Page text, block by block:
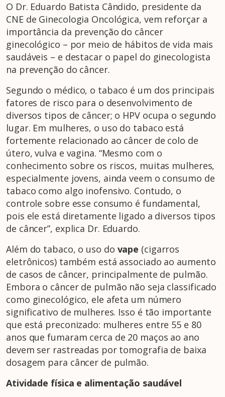
O Dr. Eduardo Batista Cândido, presidente da
CNE de Ginecologia Oncológica, vem reforçar a
importância da prevenção do câncer
ginecológico – por meio de hábitos de vida mais
saudáveis – e destacar o papel do ginecologista
na prevenção do câncer.
Segundo o médico, o tabaco é um dos principais
fatores de risco para o desenvolvimento de
diversos tipos de câncer; o HPV ocupa o segundo
lugar. Em mulheres, o uso do tabaco está
fortemente relacionado ao câncer de colo de
útero, vulva e vagina. “Mesmo com o
conhecimento sobre os riscos, muitas mulheres,
especialmente jovens, ainda veem o consumo de
tabaco como algo inofensivo. Contudo, o
controle sobre esse consumo é fundamental,
pois ele está diretamente ligado a diversos tipos
de câncer”, explica Dr. Eduardo.
Além do tabaco, o uso do vape (cigarros
eletrônicos) também está associado ao aumento
de casos de câncer, principalmente de pulmão.
Embora o câncer de pulmão não seja classificado
como ginecológico, ele afeta um número
significativo de mulheres. Isso é tão importante
que está preconizado: mulheres entre 55 e 80
anos que fumaram cerca de 20 maços ao ano
devem ser rastreadas por tomografia de baixa
dosagem para câncer de pulmão.
Atividade física e alimentação saudável